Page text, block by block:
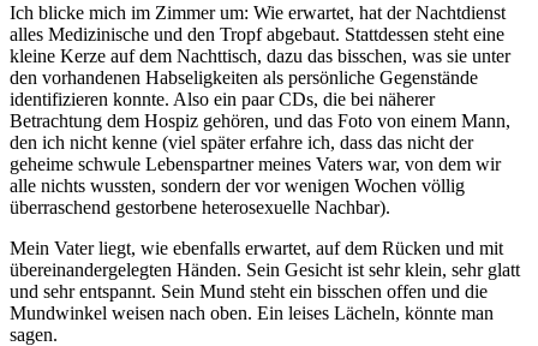
Ich blicke mich im Zimmer um: Wie erwartet, hat der Nachtdienst
alles Medizinische und den Tropf abgebaut. Stattdessen steht eine
kleine Kerze auf dem Nachttisch, dazu das bisschen, was sie unter
den vorhandenen Habseligkeiten als persönliche Gegenstände
identifizieren konnte. Also ein paar CDs, die bei näherer
Betrachtung dem Hospiz gehören, und das Foto von einem Mann,
den ich nicht kenne (viel später erfahre ich, dass das nicht der
geheime schwule Lebenspartner meines Vaters war, von dem wir
alle nichts wussten, sondern der vor wenigen Wochen völlig
überraschend gestorbene heterosexuelle Nachbar).
Mein Vater liegt, wie ebenfalls erwartet, auf dem Rücken und mit
übereinandergelegten Händen. Sein Gesicht ist sehr klein, sehr glatt
und sehr entspannt. Sein Mund steht ein bisschen offen und die
Mundwinkel weisen nach oben. Ein leises Lächeln, könnte man
sagen.